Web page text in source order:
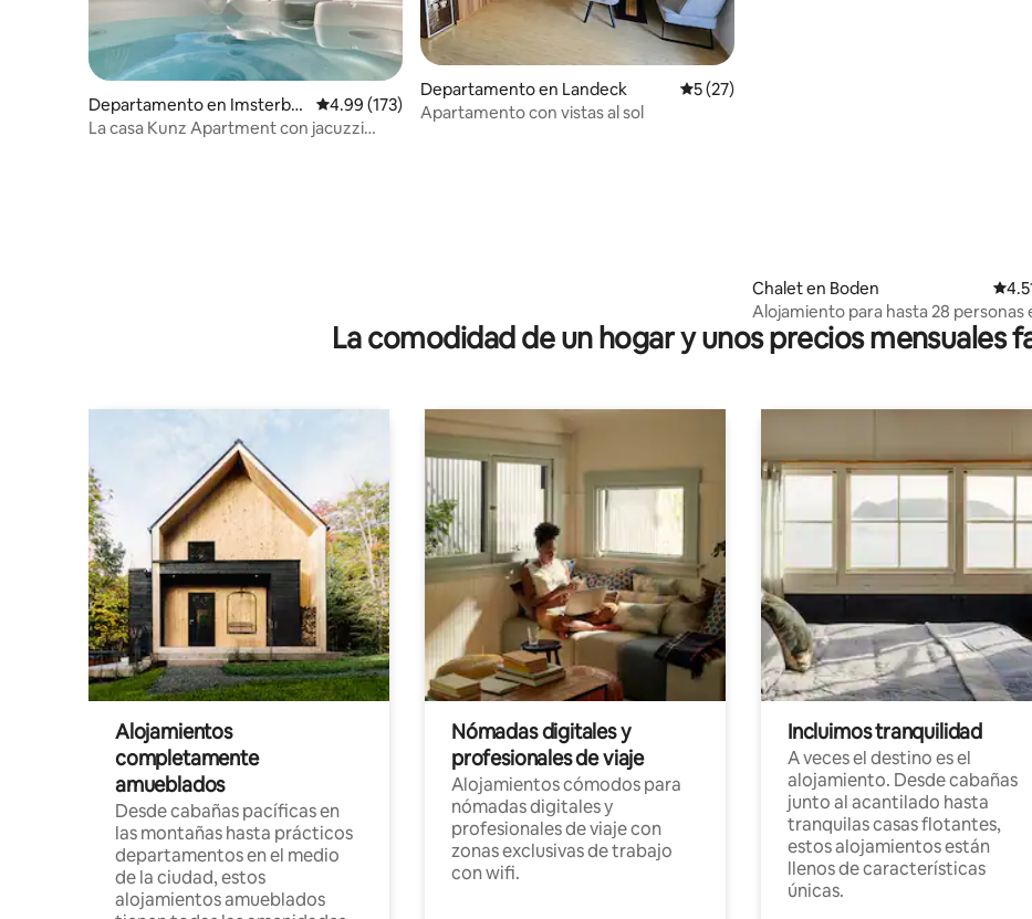
Departamento en Imsterber
g
Calificación promedio: 4.99 de 5; 173 evaluaciones
4.99 (173)
La casa Kunz Apartment con jacuzzi
Departamento en Landeck Calificación promedio: 5 de 5; 27 evaluaciones
5 (27)
Apartamento con vistas al sol
Chalet en Boden
Alojamiento para hasta 28 personas
un paraíso de montaña
La comodidad de un hogar y unos precios mensuales
Alojamientos
completamente
amueblados
Desde cabañas pacíficas en
las montañas hasta prácticos
departamentos en el medio
de la ciudad, estos
alojamientos amueblados
Nómadas digitales y
profesionales de viaje
Alojamientos cómodos para
nómadas digitales y
profesionales de viaje con
zonas exclusivas de trabajo
con wifi.
Incluimos tranquilidad
A veces el destino es el
alojamiento. Desde cabañas
junto al acantilado hasta
tranquilas casas flotantes,
estos alojamientos están
llenos de características
únicas.